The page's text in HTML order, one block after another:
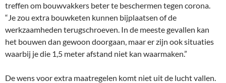
treffen om bouwvakkers beter te beschermen tegen corona.
“Je zou extra bouwketen kunnen bijplaatsen of de
werkzaamheden terugschroeven. In de meeste gevallen kan
het bouwen dan gewoon doorgaan, maar er zijn ook situaties
waarbij je die 1,5 meter afstand niet kan waarmaken.”
De wens voor extra maatregelen komt niet uit de lucht vallen.